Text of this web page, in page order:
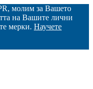
молим за Вашето
на Вашите лични
мерки. Научете